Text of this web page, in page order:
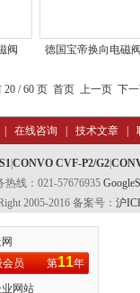
阀
德国宝帝换向电磁阀
20 / 60 页 首页 上一页 下
在线咨询 技术文章
CONVO CVF-P2/G2
线：021-57676935
2005-2016 备案号： 沪
会员
第11年
网站